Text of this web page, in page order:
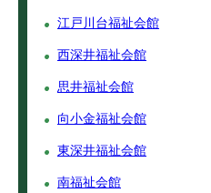
江戸川台福祉会館
西深井福祉会館
思井福祉会館
向小金福祉会館
東深井福祉会館
南福祉会館